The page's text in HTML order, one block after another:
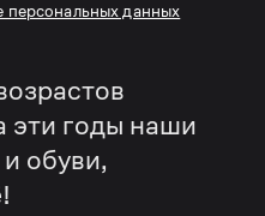
персональных данных
эти годы наши
обуви,